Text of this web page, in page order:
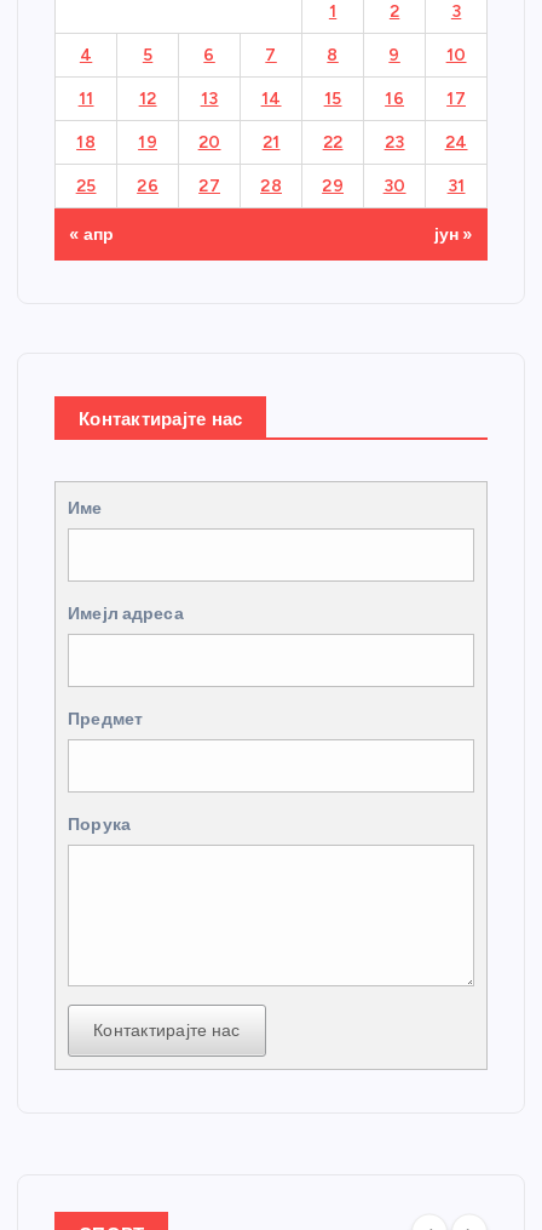
1 2 3
4 5 6 7 8 9 10
11 12 13 14 15 16 17
18 19 20 21 22 23 24
25 26 27 28 29 30 31
« апр јун »
Контактирајте нас
Име
Имејл адреса
Предмет
Порука
Контактирајте нас